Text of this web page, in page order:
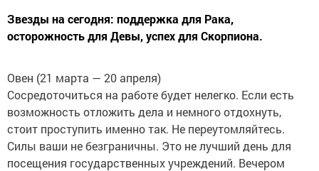
Звезды на сегодня: поддержка для Рака,
осторожность для Девы, успех для Скорпиона.
Овен (21 марта — 20 апреля)
Сосредоточиться на работе будет нелегко. Если есть
возможность отложить дела и немного отдохнуть,
стоит проступить именно так. Не переутомляйтесь.
Силы ваши не безграничны. Это не лучший день для
посещения государственных учреждений. Вечером